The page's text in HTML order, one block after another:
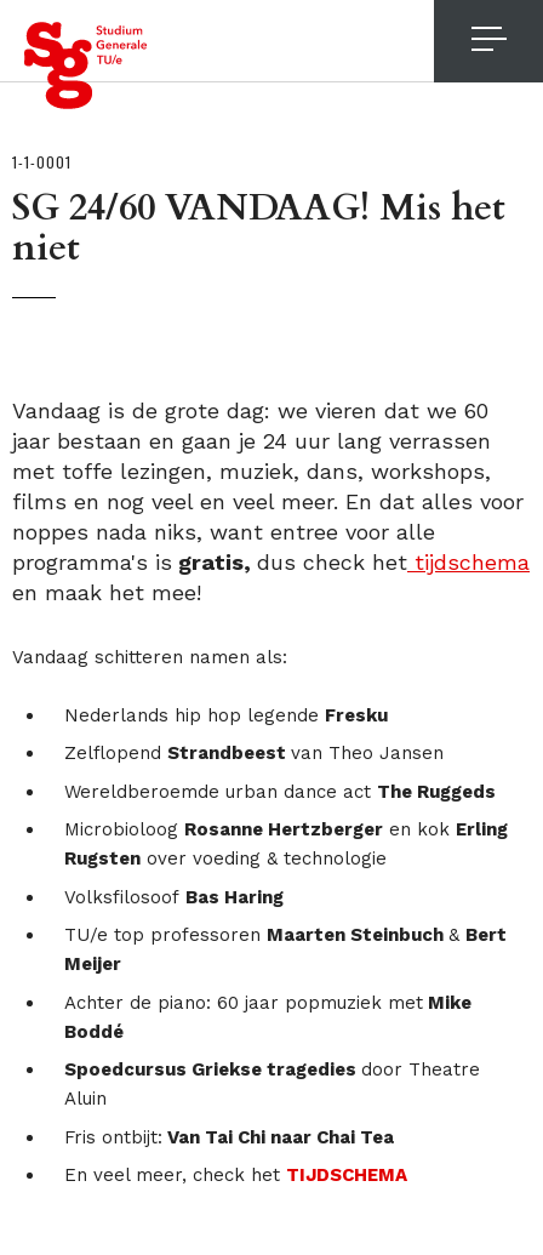
1-1-0001
SG 24/60 VANDAAG! Mis het
niet
Vandaag is de grote dag: we vieren dat we 60
jaar bestaan en gaan je 24 uur lang verrassen
met toffe lezingen, muziek, dans, workshops,
films en nog veel en veel meer. En dat alles voor
noppes nada niks, want entree voor alle
programma's is gratis, dus check het tijdschema
en maak het mee!
Vandaag schitteren namen als:
Nederlands hip hop legende Fresku
Zelflopend Strandbeest van Theo Jansen
Wereldberoemde urban dance act The Ruggeds
Microbioloog Rosanne Hertzbergeren kok Erling
Rugstenover voeding & technologie
Volksfilosoof Bas Haring
TU/e top professoren Maarten Steinbuch & Bert
Meijer
Achter de piano: 60 jaar popmuziek metMike
Boddé
Spoedcursus Griekse tragedies door Theatre
Aluin
Fris ontbijt: Van Tai Chi naar Chai Tea
En veel meer, check het TIJDSCHEMA